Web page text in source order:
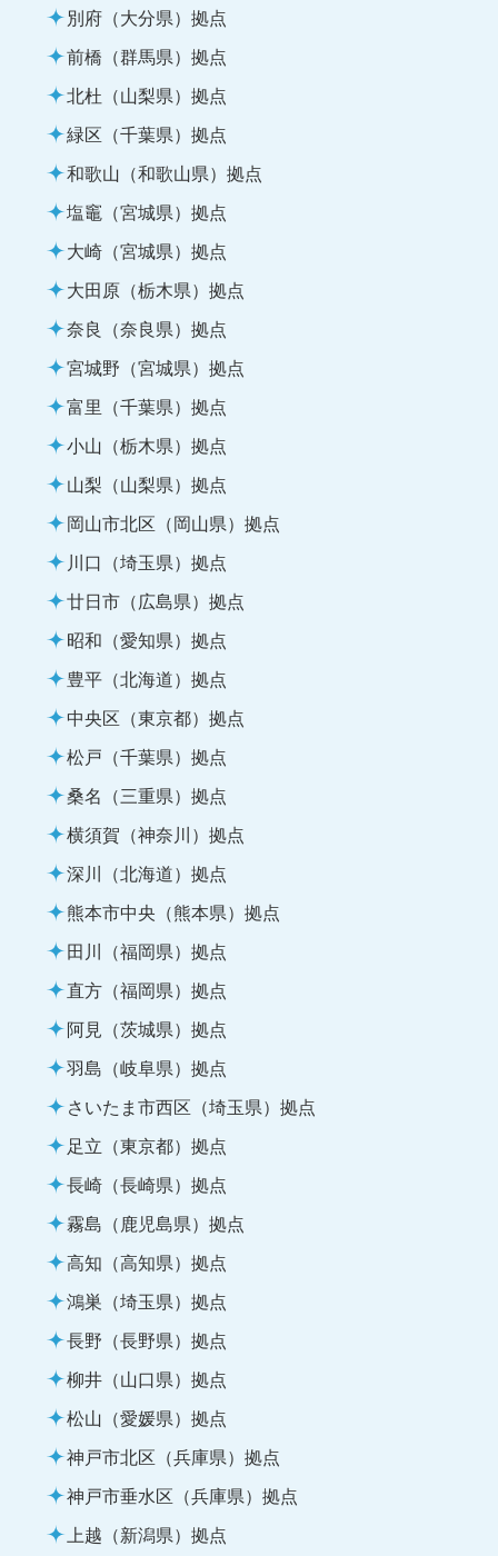
別府（大分県）拠点
前橋（群馬県）拠点
北杜（山梨県）拠点
緑区（千葉県）拠点
和歌山（和歌山県）拠点
塩竈（宮城県）拠点
大崎（宮城県）拠点
大田原（栃木県）拠点
奈良（奈良県）拠点
宮城野（宮城県）拠点
富里（千葉県）拠点
小山（栃木県）拠点
山梨（山梨県）拠点
岡山市北区（岡山県）拠点
川口（埼玉県）拠点
廿日市（広島県）拠点
昭和（愛知県）拠点
豊平（北海道）拠点
中央区（東京都）拠点
松戸（千葉県）拠点
桑名（三重県）拠点
横須賀（神奈川）拠点
深川（北海道）拠点
熊本市中央（熊本県）拠点
田川（福岡県）拠点
直方（福岡県）拠点
阿見（茨城県）拠点
羽島（岐阜県）拠点
さいたま市西区（埼玉県）拠点
足立（東京都）拠点
長崎（長崎県）拠点
霧島（鹿児島県）拠点
高知（高知県）拠点
鴻巣（埼玉県）拠点
長野（長野県）拠点
柳井（山口県）拠点
松山（愛媛県）拠点
神戸市北区（兵庫県）拠点
神戸市垂水区（兵庫県）拠点
上越（新潟県）拠点